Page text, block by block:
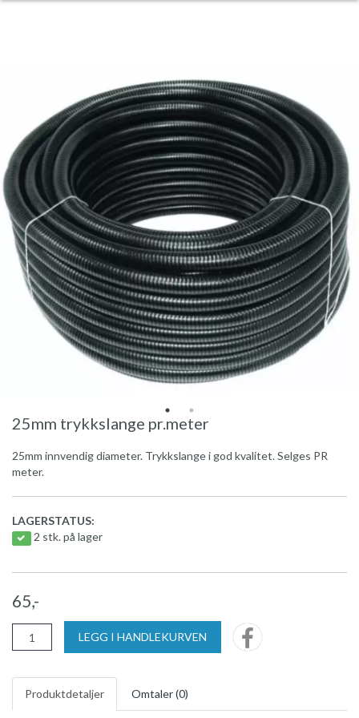
25mm trykkslange pr.meter
25mm innvendig diameter. Trykkslange i god kvalitet. Selges PR
meter.
LAGERSTATUS:
2 stk. på lager
65,-
LEGG I HANDLEKURVEN
Produktdetaljer Omtaler (0)